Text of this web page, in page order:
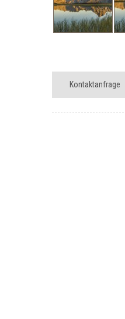
Kontaktanfrage